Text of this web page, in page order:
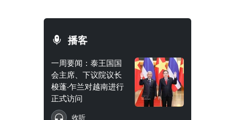
播客
一周要闻：泰王国国
会主席、下议院议长
梭蓬·乍兰对越南进行
正式访问
收听